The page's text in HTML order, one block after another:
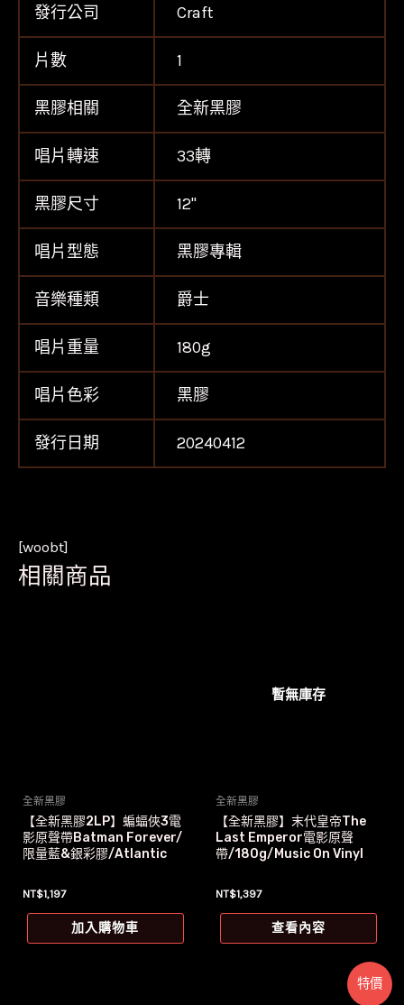
發行公司 Craft
片數 1
黑膠相關 全新黑膠
唱片轉速 33轉
黑膠尺寸 12''
唱片型態 黑膠專輯
音樂種類 爵士
唱片重量 180g
唱片色彩 黑膠
發行日期 20240412
[woobt]
相關商品
全新黑膠
【全新黑膠2LP】蝙蝠俠3電
影原聲帶Batman Forever/
限量藍&銀彩膠/Atlantic
NT$1,197
加入購物車
暫無庫存
全新黑膠
【全新黑膠】末代皇帝The
Last Emperor電影原聲
帶/180g/Music On Vinyl
NT$1,397
查看內容
特價